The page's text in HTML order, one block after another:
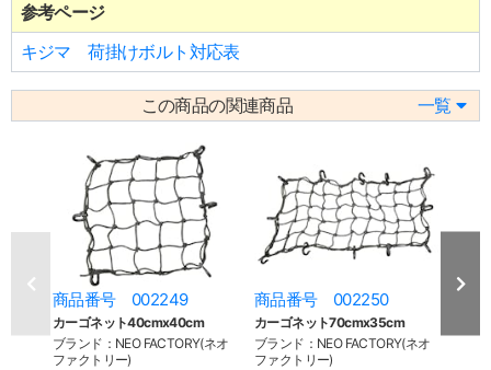
参考ページ
キジマ 荷掛けボルト対応表
この商品の関連商品 一覧
商品番号 002249
カーゴネット40cmx40cm
ブランド：NEO FACTORY(ネオ
ファクトリー)
商品番号 002250
カーゴネット70cmx35cm
ブランド：NEO FACTORY(ネオ
ファクトリー)
バン